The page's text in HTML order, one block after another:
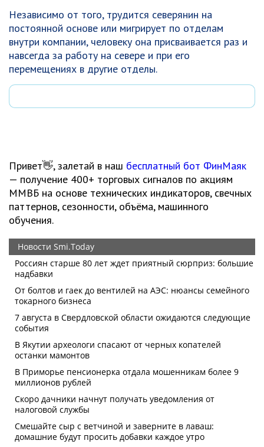
Независимо от того, трудится северянин на
постоянной основе или мигрирует по отделам
внутри компании, человеку она присваивается раз и
навсегда за работу на севере и при его
перемещениях в другие отделы.
Привет👋, залетай в наш бесплатный бот ФинМаяк
— получение 400+ торговых сигналов по акциям
ММВБ на основе технических индикаторов, свечных
паттернов, сезонности, объёма, машинного
обучения.